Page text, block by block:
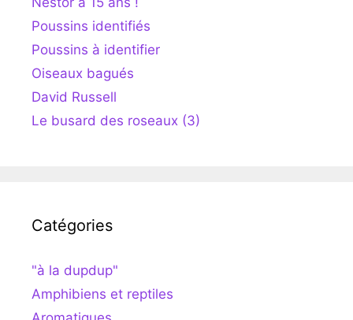
Poussins identifiés
Poussins à identifier
Oiseaux bagués
David Russell
Le busard des roseaux (3)
Catégories
"à la dupdup"
Amphibiens et reptiles